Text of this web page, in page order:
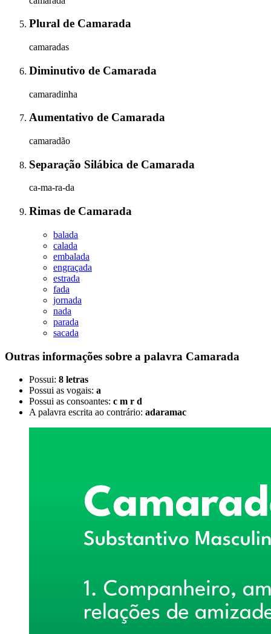
Plural de Camarada
camaradas
Diminutivo de Camarada
camaradinha
Aumentativo de Camarada
camaradão
Separação Silábica de Camarada
ca-ma-ra-da
Rimas de Camarada
balada
calada
embalada
engraçada
estrada
fada
jornada
nada
parada
sacada
Outras informações sobre a palavra Camarada
Possui: 8 letras
Possui as vogais: a
Possui as consoantes: c m r d
A palavra escrita ao contrário: adaramac